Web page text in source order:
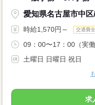
愛知県名古屋市中区
時給1,570円～ 交通費
09：00〜17：00（実
土曜日 日曜日 祝日
求